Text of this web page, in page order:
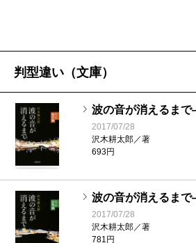
（きたがみ・じ
［→］［『波の音が消えるま
福本伸行／「バカラ」というリ
ために
的に燃え上がる炎のような烈
れるのか、それとも破滅して
ずれにしても、「普通の状態
のもう少し先、もう少し深い世
に到達するその過程は、小説や
ツコツと細かい描写を積み上げ
ちりばめられた様々なエピソー
れ、淡々としていた語りが急速
は、より読み応えがあります
判型違い（文庫）
波の音が消えるま
2017/07/28
沢木耕太郎／著
693円
波の音が消えるま
2017/07/28
沢木耕太郎／著
781円